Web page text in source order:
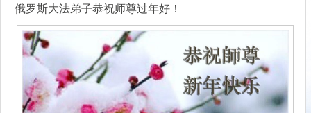
俄罗斯大法弟子恭祝师尊过年好！